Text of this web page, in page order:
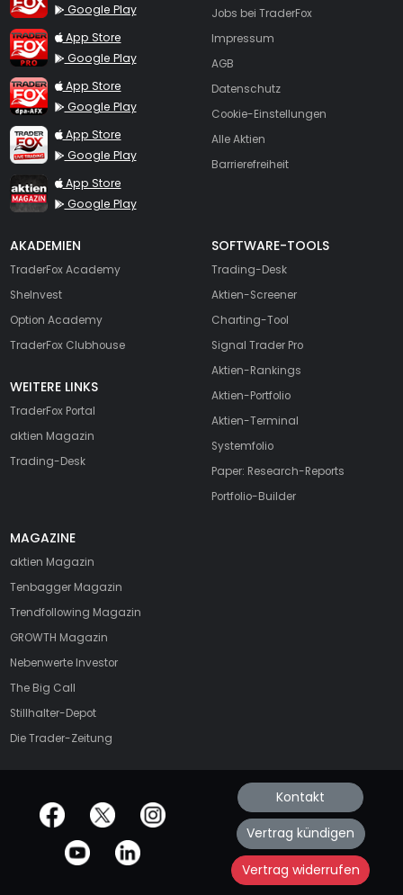
Google Play
TraderFox Pro
App Store
Google Play
TraderFox dpa-AFX ProFeed
App Store
Google Play
TraderFox Live Trading
App Store
Google Play
TraderFox aktien Magazin
App Store
Google Play
Jobs bei TraderFox
Impressum
AGB
Datenschutz
Cookie-Einstellungen
Alle Aktien
Barrierefreiheit
AKADEMIEN
TraderFox Academy
SheInvest
Option Academy
TraderFox Clubhouse
WEITERE LINKS
TraderFox Portal
aktien Magazin
Trading-Desk
SOFTWARE-TOOLS
Trading-Desk
Aktien-Screener
Charting-Tool
Signal Trader Pro
Aktien-Rankings
Aktien-Portfolio
Aktien-Terminal
Systemfolio
Paper: Research-Reports
Portfolio-Builder
MAGAZINE
aktien Magazin
Tenbagger Magazin
Trendfollowing Magazin
GROWTH Magazin
Nebenwerte Investor
The Big Call
Stillhalter-Depot
Die Trader-Zeitung
offizielle Social Media-Accounts Kontakt
Vertrag kündigen
Vertrag widerrufen